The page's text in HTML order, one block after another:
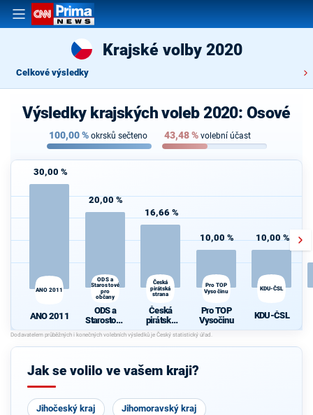
Krajské volby 2020
Celkové výsledky
Výsledky krajských voleb 2020: Osové
100,00% okrsků sečteno 43,48% volební účast
30,00 %
ANO 2011
ANO 2011
20,00 %
ODS a
Starostové
pro
občany
ODS a
Starostové
pro občany
16,66 %
Česká
pirátská
strana
Česká
pirátská
strana
10,00 %
Pro TOP
Vysočinu
Pro TOP
Vysočinu
10,00 %
KDU-ČSL
KDU-ČSL
Jak se volilo ve vašem kraji?
Jihočeský kraj Jihomoravský kraj